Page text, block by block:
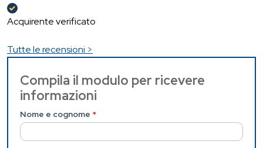
Acquirente verificato
Tutte le recensioni >
Contattaci
(Pagina
interna)
Compila il modulo per ricevere
informazioni
Nome e cognome *